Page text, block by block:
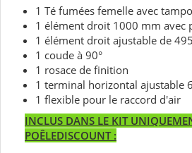
1 Té fumées femelle avec
1 élément droit 1000 mm avec
1 élément droit ajustable de
1 coude à 90°
1 rosace de finition
1 terminal horizontal ajustable
1 flexible pour le raccord d'air
INCLUS DANS LE KIT
POÊLEDISCOUNT :